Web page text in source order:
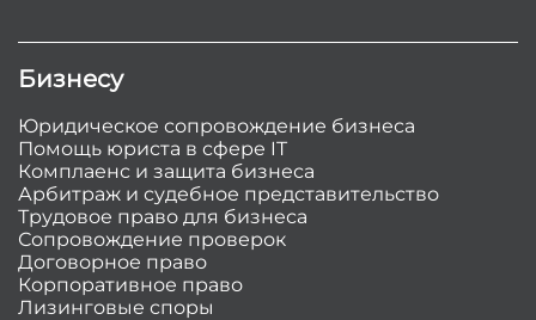
Бизнесу
Юридическое сопровождение бизнеса
Помощь юриста в сфере IT
Комплаенс и защита бизнеса
Арбитраж и судебное представительство
Трудовое право для бизнеса
Сопровождение проверок
Договорное право
Корпоративное право
Лизинговые споры